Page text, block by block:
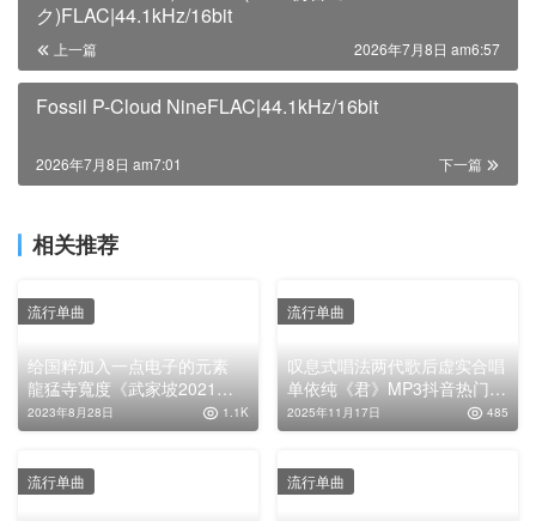
ク)FLAC|44.1kHz/16bit
上一篇 2026年7月8日 am6:57
Fossil P-Cloud NineFLAC|44.1kHz/16bit
下一篇
2026年7月8日 am7:01
相关推荐
给国粹加入一点电子的元素
龍猛寺寬度《武家坡2021》
原版MP3下载
2023年8月28日 1.1K
流行单曲
叹息式唱法两代歌后虚实合唱
单依纯《君》MP3抖音热门歌
曲
2025年11月17日 485
流行单曲
流行单曲 流行单曲